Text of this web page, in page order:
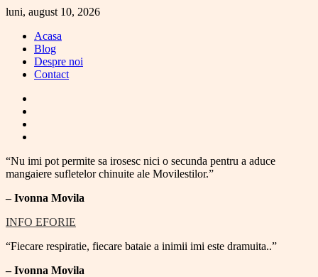
Skip
content
luni, august 10, 2026
Acasa
Blog
Despre noi
Contact
“Nu imi pot permite sa irosesc nici o secunda pentru a aduce
mangaiere sufletelor chinuite ale Movilestilor.”
– Ivonna Movila
INFO EFORIE
“Fiecare respiratie, fiecare bataie a inimii imi este dramuita..”
–Ivonna Movila